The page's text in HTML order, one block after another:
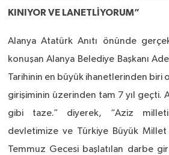
KINIYOR VE LANETLİYORUM”
Alanya Atatürk Anıtı önünde
konuşan Alanya Belediye Başkanı
Tarihinin en büyük ihanetlerinden biri
girişiminin üzerinden tam 7 yıl geçti.
gibi taze.” diyerek, “Aziz
devletimize ve Türkiye Büyük Millet
Temmuz Gecesi başlatılan darbe